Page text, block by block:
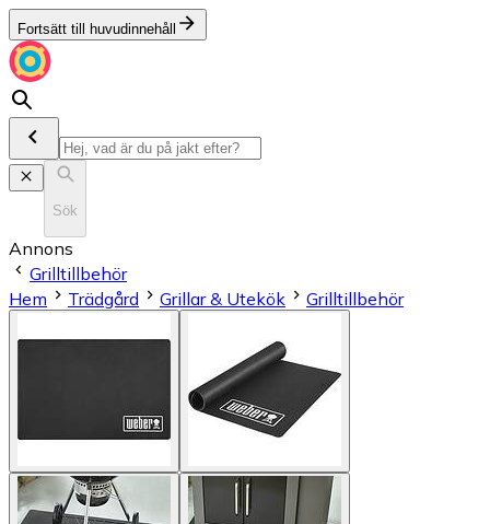
Fortsätt till huvudinnehåll
Sök
Annons
Grilltillbehör
Hem
Trädgård Grillar & Utekök Grilltillbehör